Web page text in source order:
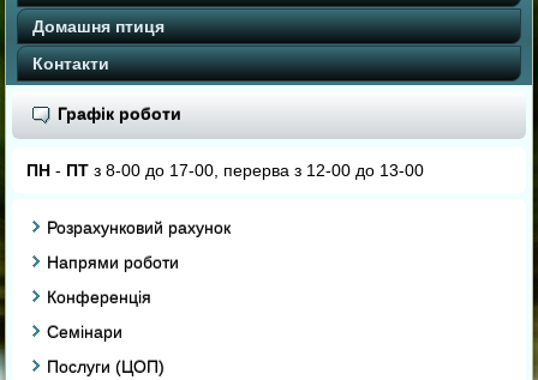
Домашня птиця
Контакти
Графік роботи
ПН - ПТ з 8-00 до 17-00, перерва з 12-00 до 13-00
Розрахунковий рахунок
Напрями роботи
Конференція
Семінари
Послуги (ЦОП)